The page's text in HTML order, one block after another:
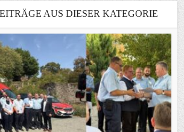
AUS DIESER KATEGORIE